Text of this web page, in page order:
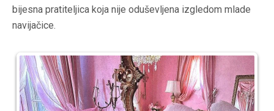
bijesna pratiteljica koja nije oduševljena izgledom mlade
navijačice.